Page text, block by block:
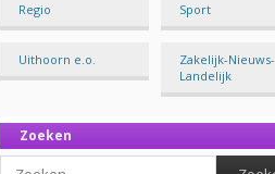
Regio Sport
Uithoorn e.o.
Zakelijk-Nieuws-
Landelijk
Zoeken
Search